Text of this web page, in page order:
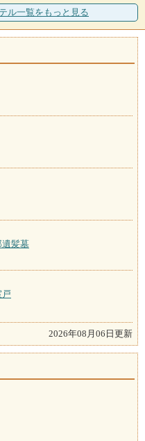
ル一覧をもっと見る
遺髪墓
2026年08月06日更新